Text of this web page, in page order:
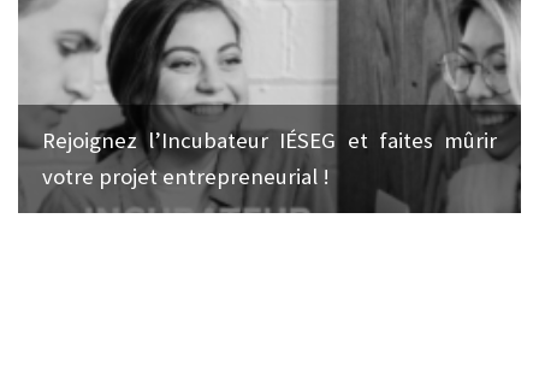
Rejoignez l’Incubateur IÉSEG et faites mûrir
votre projet entrepreneurial !